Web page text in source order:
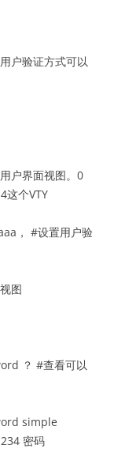
户验证方式可以
户界面视图。0
这个VTY
， #设置用户验
图
？ #查看可以
simple
密码